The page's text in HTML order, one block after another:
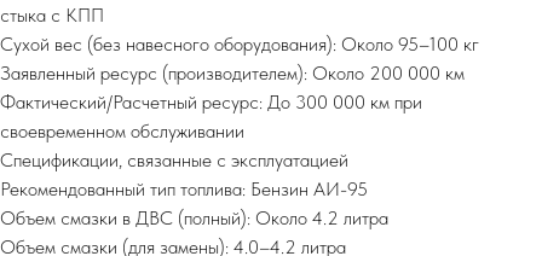
стыка с КПП
Сухой вес (без навесного оборудования): Около 95–100 кг
Заявленный ресурс (производителем): Около 200 000 км
Фактический/Расчетный ресурс: До 300 000 км при
своевременном обслуживании
Спецификации, связанные с эксплуатацией
Рекомендованный тип топлива: Бензин АИ-95
Объем смазки в ДВС (полный): Около 4.2 литра
Объем смазки (для замены): 4.0–4.2 литра